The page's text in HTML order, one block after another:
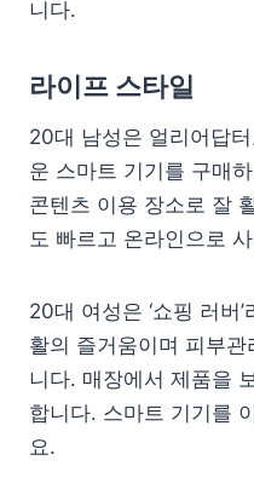
니다.
라이프 스타일
20대 남성은 얼리어답
운 스마트 기기를 구매
콘텐츠 이용 장소로 잘
도 빠르고 온라인으로
20대 여성은 ‘쇼핑 러버
활의 즐거움이며 피부
니다. 매장에서 제품을
합니다. 스마트 기기를
요.